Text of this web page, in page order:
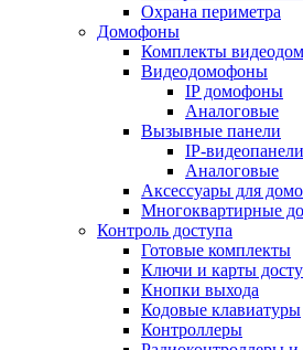
Охрана периметра
Домофоны
Комплекты
Видеодомофоны
IP домофоны
Аналоговые
Вызывные панели
IP-видеопанели
Аналоговые
Аксессуары для
Многоквартирные
Контроль доступа
Готовые комплекты
Ключи и карты
Кнопки выхода
Кодовые клавиатуры
Контроллеры